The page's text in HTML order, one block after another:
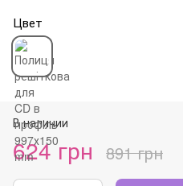
Цвет
В наличии
624 грн 891 грн